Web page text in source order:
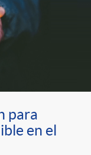
para
en el